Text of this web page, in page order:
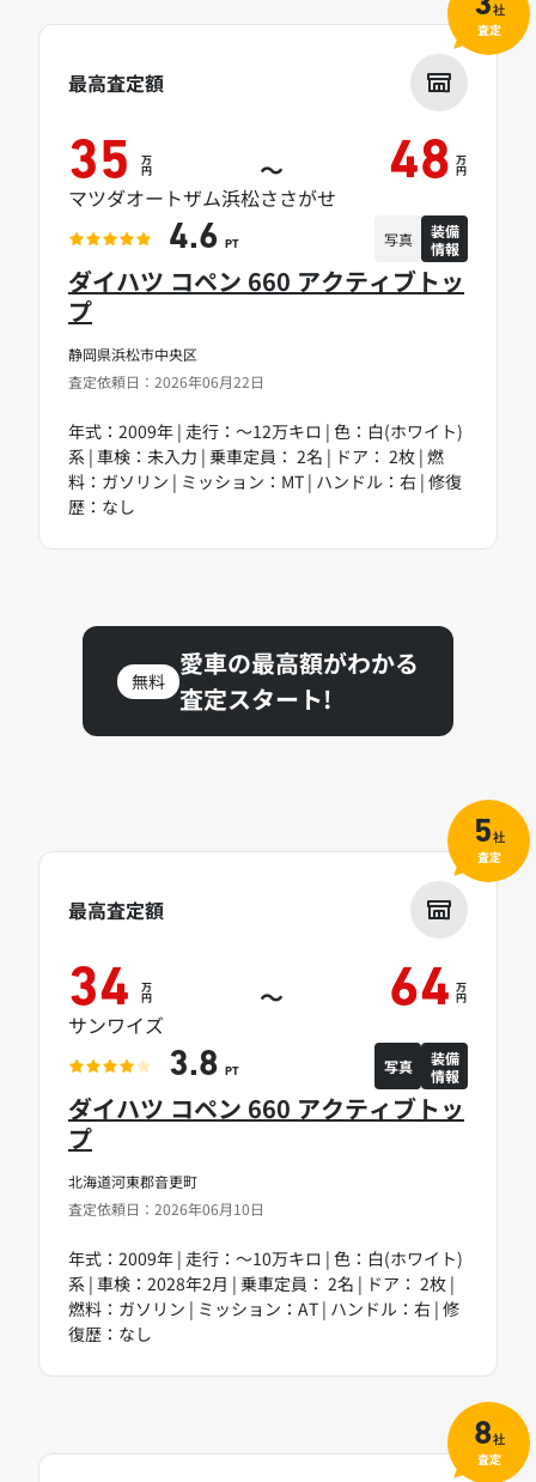
静岡県浜松市中央区
査定依頼日：2026年06月22日
ダイハツ コペン 660 アクティブトッ
プ
年式：2009年 | 走行：～12万キロ | 色：白(ホワイト)
系 | 車検：未入力 | 乗車定員： 2名 | ドア： 2枚 | 燃
料：ガソリン | ミッション：MT | ハンドル：右 | 修復
歴：なし
最高査定額
35 万
円 ～ 48 万
円
マツダオートザム浜松ささがせ
4.6 PT 写真
装備
情報
社
査定
無料
愛車の最高額がわかる
査定スタート!
北海道河東郡音更町
査定依頼日：2026年06月10日
ダイハツ コペン 660 アクティブトッ
プ
年式：2009年 | 走行：～10万キロ | 色：白(ホワイト)
系 | 車検：2028年2月 | 乗車定員： 2名 | ドア： 2枚 |
燃料：ガソリン | ミッション：AT | ハンドル：右 | 修
復歴：なし
最高査定額
34 万
円 ～ 64 万
円
サンワイズ
3.8 PT 写真
装備
情報
5社
査定
8社
査定